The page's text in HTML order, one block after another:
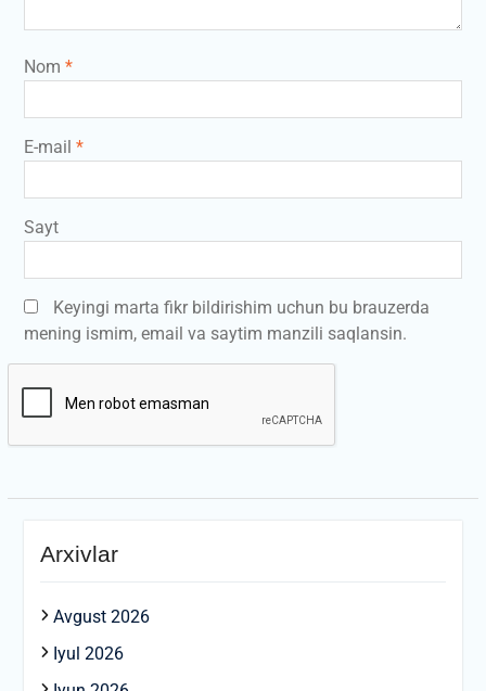
Nom *
E-mail *
Sayt
Keyingi marta fikr bildirishim uchun bu brauzerda
mening ismim, email va saytim manzili saqlansin.
Arxivlar
Avgust 2026
Iyul 2026